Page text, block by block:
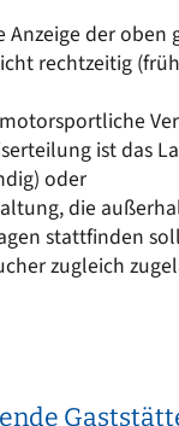
der oben
rechtzeitig
ist das
oder
die
stattfinden
zugleich